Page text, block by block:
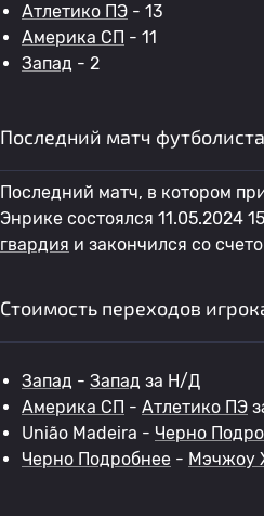
Атлетико ПЭ - 13
Америка СП - 11
Запад - 2
Последний матч футболиста
Последний матч, в котором
Энрике состоялся 11.05.2024
гвардия и закончился со
Стоимость переходов
Запад - Запад за Н/Д
Америка СП - Атлетико ПЭ
União Madeira - Черно
Черно Подробнее - Мэчжоу